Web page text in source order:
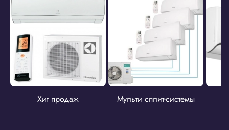
Хит продаж Мульти сплит-системы